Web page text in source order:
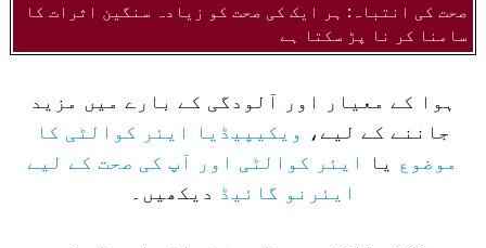
صحت کی انتباہ: ہر ایک کی صحت کو زیادہ سنگین اثرات کا
سامنا کر نا پڑ سکتا ہے
ہوا کے معیار اور آلودگی کے بارے میں مزید
جاننے کے لیے، ویکیپیڈیا ایئر کوالٹی کا
موضوعیا
ایئر کوالٹی اور آپ کی صحت کے لیے
ایئرنو گائیڈدیکھیں۔